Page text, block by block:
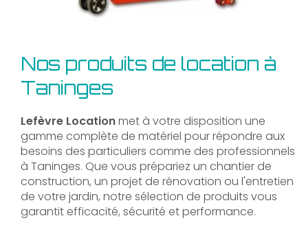
Nos produits de location à
Taninges
Lefèvre Locationmet à votre disposition une
gamme complète de matériel pour répondre aux
besoins des particuliers comme des professionnels
à Taninges. Que vous prépariez un chantier de
construction, un projet de rénovation ou l'entretien
de votre jardin, notre sélection de produits vous
garantit efficacité, sécurité et performance.